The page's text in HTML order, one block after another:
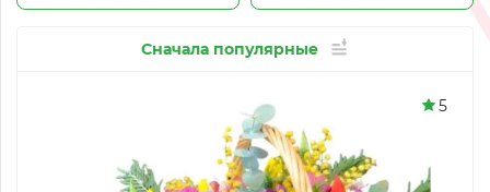
Сначала популярные
5